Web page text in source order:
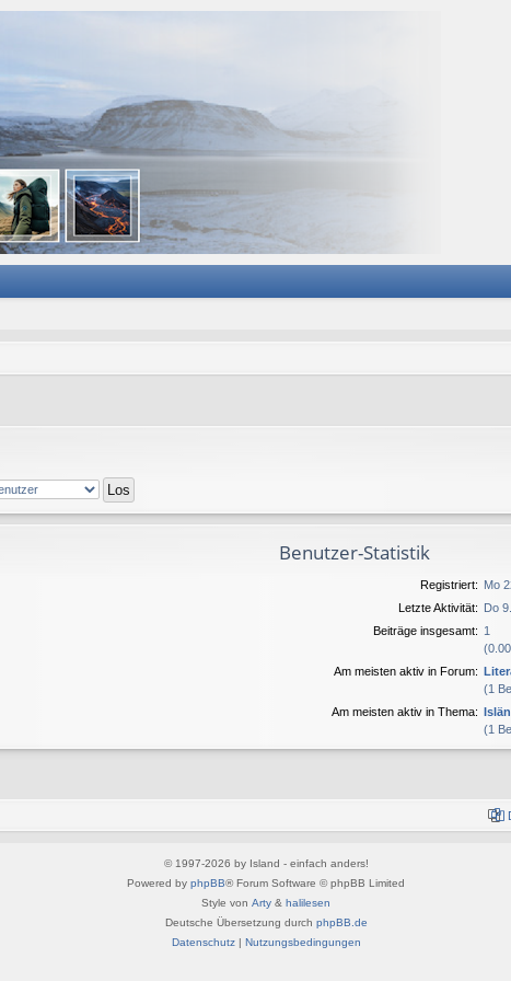
Benutzer-Statistik
Registriert: Mo
Letzte Aktivität: Do
Beiträge insgesamt: 1
Am meisten aktiv in Forum:
(1
Am meisten aktiv in Thema:
(1
© 1997-2026 by Island - einfach anders!
Powered by phpBB® Forum Software © phpBB Limited
Style von Arty & halilesen
Deutsche Übersetzung durch phpBB.de
Datenschutz| Nutzungsbedingungen